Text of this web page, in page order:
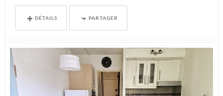
DÉTAILS PARTAGER